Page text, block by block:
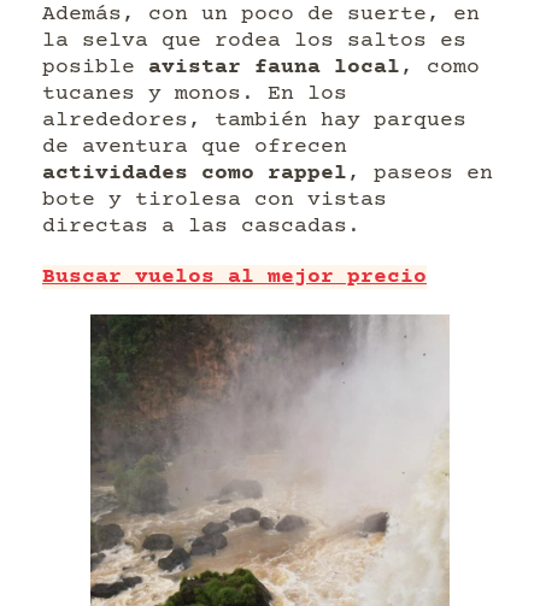
Además, con un poco de suerte, en
la selva que rodea los saltos es
posible avistar fauna local , como
tucanes y monos. En los
alrededores, también hay parques
de aventura que ofrecen
actividades como rappel , paseos en
bote y tirolesa con vistas
directas a las cascadas.
Buscar vuelos al mejor precio